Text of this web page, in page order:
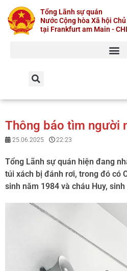
content
Tổng Lãnh sự quán
Nước Cộng hòa Xã hội
tại Frankfurt am Main -
Thông báo tìm người
25.06.2025 22:23
Tổng Lãnh sự quán hiện đang
túi xách bị đánh rơi, trong đó có
sinh năm 1984 và cháu Huy,